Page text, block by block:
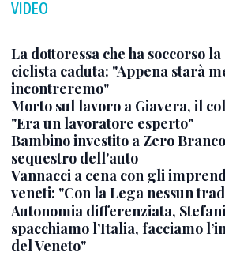
VIDEO
La dottoressa che ha soccorso
ciclista caduta: "Appena starà
incontreremo"
Morto sul lavoro a Giavera, il
"Era un lavoratore esperto"
Bambino investito a Zero
sequestro dell'auto
Vannacci a cena con gli
veneti: "Con la Lega nessun
Autonomia differenziata,
spacchiamo l’Italia, facciamo
del Veneto"